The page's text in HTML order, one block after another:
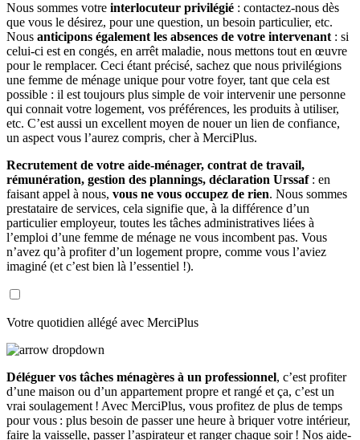
Nous sommes votre interlocuteur privilégié : contactez-nous dès
que vous le désirez, pour une question, un besoin particulier, etc.
Nous anticipons également les absences de votre intervenant : si
celui-ci est en congés, en arrêt maladie, nous mettons tout en œuvre
pour le remplacer. Ceci étant précisé, sachez que nous privilégions
une femme de ménage unique pour votre foyer, tant que cela est
possible : il est toujours plus simple de voir intervenir une personne
qui connait votre logement, vos préférences, les produits à utiliser,
etc. C’est aussi un excellent moyen de nouer un lien de confiance,
un aspect vous l’aurez compris, cher à MerciPlus.
Recrutement de votre aide-ménager, contrat de travail,
rémunération, gestion des plannings, déclaration Urssaf: en
faisant appel à nous, vous ne vous occupez de rien. Nous sommes
prestataire de services, cela signifie que, à la différence d’un
particulier employeur, toutes les tâches administratives liées à
l’emploi d’une femme de ménage ne vous incombent pas. Vous
n’avez qu’à profiter d’un logement propre, comme vous l’aviez
imaginé (et c’est bien là l’essentiel !).
Votre quotidien allégé avec MerciPlus
Déléguer vos tâches ménagères à un professionnel, c’est profiter
d’une maison ou d’un appartement propre et rangé et ça, c’est un
vrai soulagement ! Avec MerciPlus, vous profitez de plus de temps
pour vous : plus besoin de passer une heure à briquer votre intérieur,
faire la vaisselle, passer l’aspirateur et ranger chaque soir ! Nos aide-